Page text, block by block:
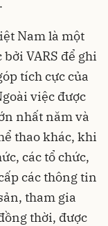
Nam là một
VARS để ghi
tích cực của
việc được
nhất năm và
thao khác, khi
các tổ chức,
các thông tin
tham gia
thời, được